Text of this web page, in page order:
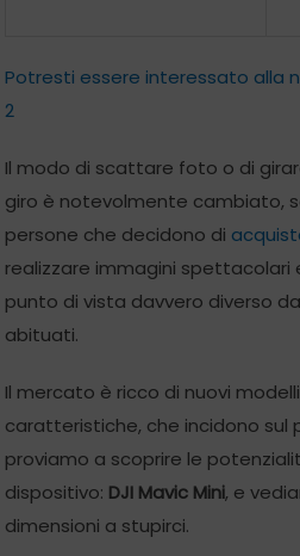
Potresti essere interessato alla
2
Il modo di scattare foto o di
giro è notevolmente cambiato,
persone che decidono di
realizzare immagini spettacolari
punto di vista davvero diverso
abituati.
Il mercato è ricco di nuovi
caratteristiche, che incidono sul
proviamo a scoprire le
dispositivo: DJI Mavic Mini, e
dimensioni a stupirci.